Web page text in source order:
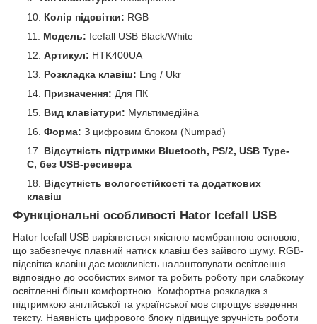
Колір підсвітки: RGB
Модель: Icefall USB Black/White
Артикул: HTK400UA
Розкладка клавіш: Eng / Ukr
Призначення: Для ПК
Вид клавіатури: Мультимедійна
Форма: З цифровим блоком (Numpad)
Відсутність підтримки Bluetooth, PS/2, USB Type-
C, без USB-ресивера
Відсутність вологостійкості та додаткових
клавіш
Функціональні особливості Hator Icefall USB
Hator Icefall USB вирізняється якісною мембранною основою,
що забезпечує плавний натиск клавіш без зайвого шуму. RGB-
підсвітка клавіш дає можливість налаштовувати освітлення
відповідно до особистих вимог та робить роботу при слабкому
освітленні більш комфортною. Комфортна розкладка з
підтримкою англійської та української мов спрощує введення
тексту. Наявність цифрового блоку підвищує зручність роботи